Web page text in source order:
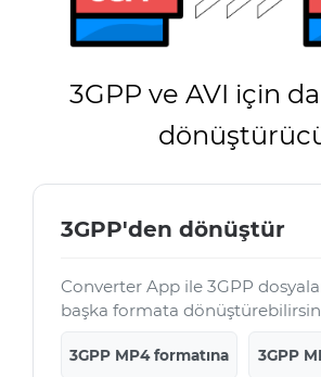
3GPP ve AVI için
3GPP'den dönüştür
Converter App ile 3GPP
başka formata
3GPP MP4 formatına 3GPP